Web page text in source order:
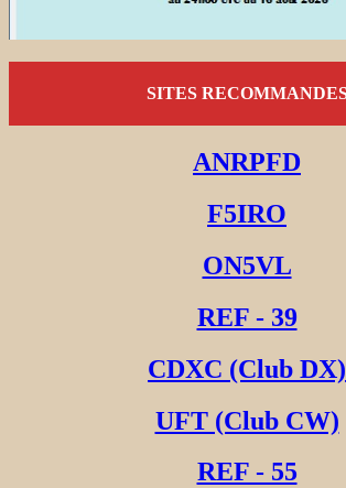
SITES
ANRPFD
F5IRO
ON5VL
REF - 39
CDXC (Club DX)
UFT (Club CW)
REF - 55